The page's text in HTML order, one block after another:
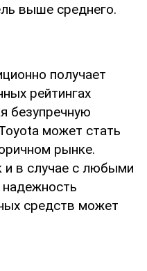
выше среднего.
получает
рейтингах
безупречную
может стать
рынке.
и в случае с любыми
средств может